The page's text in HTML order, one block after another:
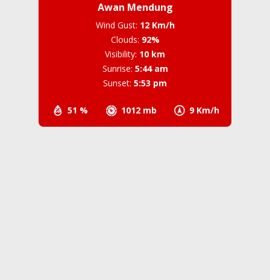
Awan Mendung
51 % 1012 mb 9 Km/h
Wind Gust: 12 Km/h
Clouds: 92%
Visibility: 10 km
Sunrise: 5:44 am
Sunset: 5:53 pm